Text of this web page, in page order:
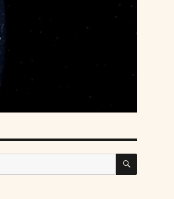
SEARCH